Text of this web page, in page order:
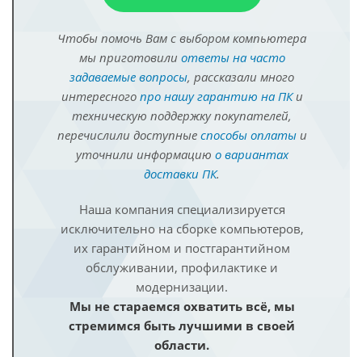
Чтобы помочь Вам с выбором компьютера
мы приготовили ответы на часто
задаваемые вопросы, рассказали много
интересного про нашу гарантию на ПКи
техническую поддержку покупателей,
перечислили доступные способы оплатыи
уточнили информацию о вариантах
доставки ПК.
Наша компания специализируется
исключительно на сборке компьютеров,
их гарантийном и постгарантийном
обслуживании, профилактике и
модернизации.
Мы не стараемся охватить всё, мы
стремимся быть лучшими в своей
области.